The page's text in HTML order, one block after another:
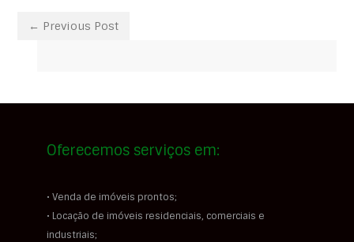
← Previous Post
Oferecemos serviços em:
• Venda de imóveis prontos;
• Locação de imóveis residenciais, comerciais e
industriais;